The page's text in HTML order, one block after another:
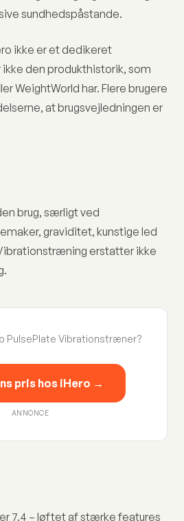
sundhedspåstande.
ikke er et dedikeret
den produkthistorik, som
WeightWorld har. Flere brugere
at brugsvejledningen er
brug, særligt ved
graviditet, kunstige led
erstatter ikke
PulsePlate Vibrationstræner?
pris hos iHero →
ANNONCE
7.4 – løftet af stærke features